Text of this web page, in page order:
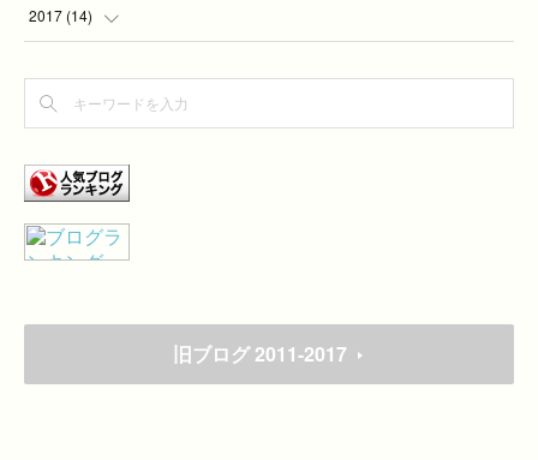
(7
(3
(2)
(1)
(1
(
(1)
(9)
2017 (14)
(
(7)
旧ブログ 2011-2017